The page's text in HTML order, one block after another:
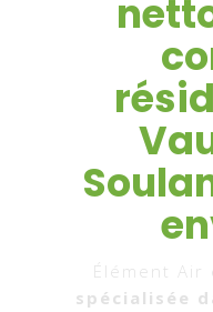
Élément Air
spécialisée